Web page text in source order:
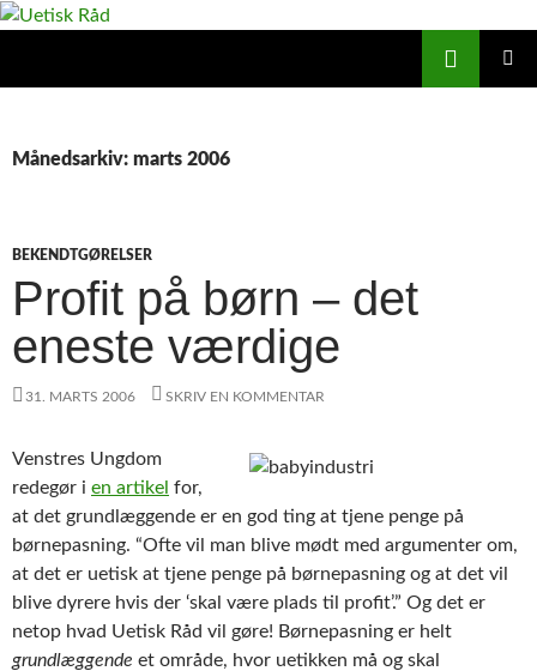
Hop
Månedsarkiv: marts 2006
BEKENDTGØRELSER
Profit på børn – det
eneste værdige
31. MARTS 2006 SKRIV EN KOMMENTAR
Venstres Ungdom
redegør i en artikel for,
at det grundlæggende er en god ting at tjene penge på
børnepasning. “Ofte vil man blive mødt med argumenter om,
at det er uetisk at tjene penge på børnepasning og at det vil
blive dyrere hvis der ‘skal være plads til profit’.” Og det er
netop hvad Uetisk Råd vil gøre! Børnepasning er helt
grundlæggende et område, hvor uetikken må og skal